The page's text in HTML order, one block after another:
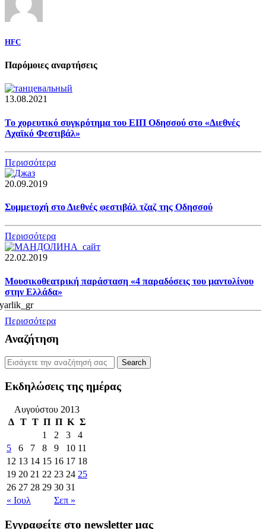
HFC
Παρόμοιες αναρτήσεις
13.08.2021
Το χορευτικό συγκρότημα του ΕΙΠ Οδησσού στο «Διεθνές
Αχαϊκό Φεστιβάλ»
Περισσότερα
20.09.2019
Συμμετοχή στο Διεθνές φεστιβάλ τζαζ της Οδησσού
Περισσότερα
22.02.2019
Μουσικοθεατρική παράσταση «4 παραδόσεις του μαντολίνου
στην Ελλάδα»
Περισσότερα
Αναζήτηση
Εκδηλώσεις της ημέρας
Αυγούστου 2013
Δ Τ Τ Π Π Κ Σ
« Ιουλ Σεπ »
1 2 3
4
5
6 7 8 9 10 11
12 13 14 15 16 17 18
19 20 21 22 23 24 25
26 27 28 29 30 31
Εγγραφείτε στο newsletter μας